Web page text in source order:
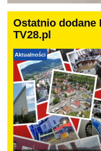
Ostatnio dodane
TV28.pl
Aktualności